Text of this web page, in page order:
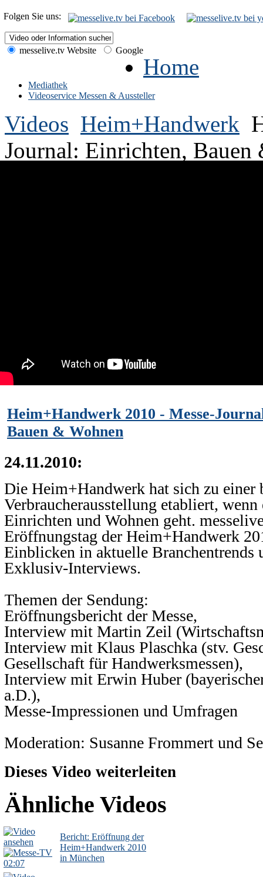
Folgen Sie uns:
messelive.tv Website Google
Home
Mediathek
Videoservice Messen & Aussteller
Videos Heim+Handwerk
Journal: Einrichten, Bauen
Heim+Handwerk 2010 - Messe-
Bauen & Wohnen
24.11.2010:
Die Heim+Handwerk hat sich zu einer
Verbraucherausstellung etabliert, wenn
Einrichten und Wohnen geht.
Eröffnungstag der Heim+Handwerk
Einblicken in aktuelle Branchentrends
Exklusiv-Interviews.
Themen der Sendung:
Eröffnungsbericht der Messe,
Interview mit Martin Zeil
Interview mit Klaus Plaschka (stv.
Gesellschaft für Handwerksmessen),
Interview mit Erwin Huber
a.D.),
Messe-Impressionen und Umfragen
Moderation: Susanne Frommert und
Dieses Video weiterleiten
Ähnliche Videos
02:07
Bericht: Eröffnung der
Heim+Handwerk 2010
in München